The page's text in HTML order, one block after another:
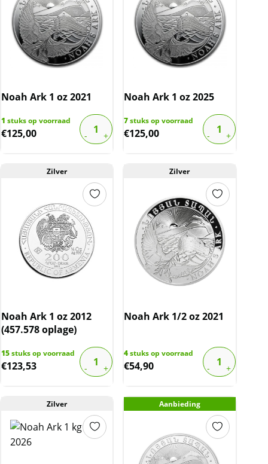
Noah Ark 1 oz 2021
1 stuks op voorraad
€125,00
Noah Ark 1 oz 2025
7stuks op voorraad
€125,00
Zilver
Noah Ark 1 oz 2012
(457.578 oplage)
15stuks op voorraad
€123,53
Zilver
Noah Ark 1/2 oz 2021
4stuks op voorraad
€54,90
Zilver Aanbieding